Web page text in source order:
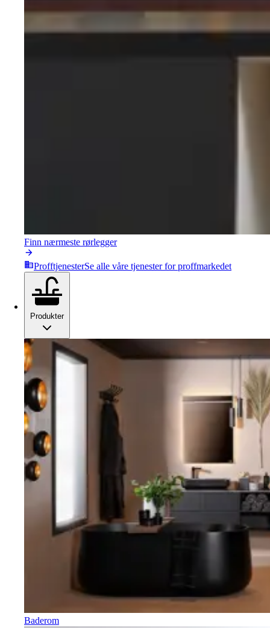
Finn nærmeste rørlegger
ProfftjenesterSe alle våre tjenester for proffmarkedet
Produkter
Baderom